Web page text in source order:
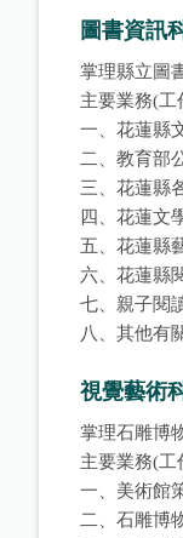
圖書資訊
掌理縣立圖
主要業務(工
一、花蓮縣
二、教育部
三、花蓮縣
四、花蓮文
五、花蓮縣
六、花蓮縣
七、親子閱
八、其他有
視覺藝術
掌理石雕博
主要業務(工
一、美術館
二、石雕博